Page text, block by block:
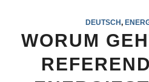
DEUTSCH,
WORUM